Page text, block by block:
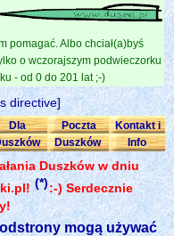
pomagać. Albo chciał(a)byś
o wczorajszym podwieczorku
- od 0 do 201 lat ;-)
directive]
Dla
Poczta
Duszków
Kontakt i
Info
Duszków w dniu
(*):-) Serdecznie
mogą używać